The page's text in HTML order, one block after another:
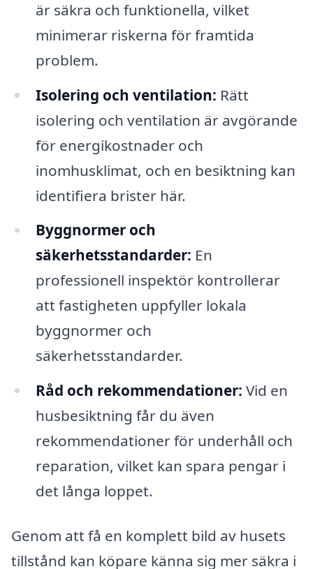
är säkra och funktionella, vilket
minimerar riskerna för framtida
problem.
Isolering och ventilation: Rätt
isolering och ventilation är avgörande
för energikostnader och
inomhusklimat, och en besiktning kan
identifiera brister här.
Byggnormer och
säkerhetsstandarder: En
professionell inspektör kontrollerar
att fastigheten uppfyller lokala
byggnormer och
säkerhetsstandarder.
Råd och rekommendationer: Vid en
husbesiktning får du även
rekommendationer för underhåll och
reparation, vilket kan spara pengar i
det långa loppet.
Genom att få en komplett bild av husets
tillstånd kan köpare känna sig mer säkra i